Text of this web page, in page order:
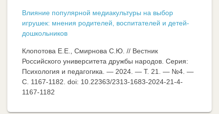
Влияние популярной медиакультуры на выбор
игрушек: мнения родителей, воспитателей и детей-
дошкольников
Клопотова Е.Е., Смирнова С.Ю. // Вестник
Российского университета дружбы народов. Серия:
Психология и педагогика. — 2024. — Т. 21. — №4. —
C. 1167-1182. doi: 10.22363/2313-1683-2024-21-4-
1167-1182